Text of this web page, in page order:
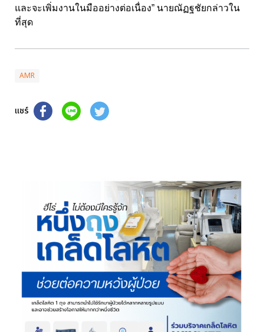
และจะเพิ่มงานในมืออย่างต่อเนื่อง” นายณัฏฐชัยกล่าวใน
ที่สุด
AMR
แชร์